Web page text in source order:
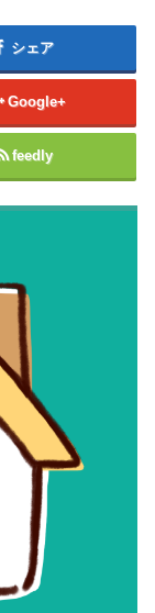
シェア
Google+
feedly